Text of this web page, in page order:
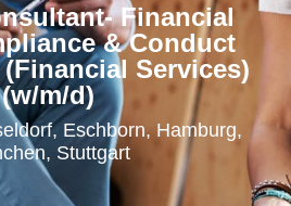
Spotlight
Podcast
Financial
& Conduct
Services)
(w/m/d)
Eschborn, Hamburg,
Stuttgart